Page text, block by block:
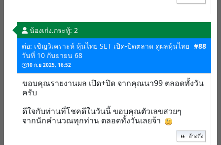
น้องเก่ง.กระทู้: 2
ต่อ: เชิญวิเคราะห์ หุ้นไทย SET เปิด-ปิดตลาด ดูผลหุ้นไทย
วันที่ 10 กันยายน 68
10 ก.ย 2025, 16:52
#88
ขอบคุณรายงานผล เปิด+ปิด จากคุณนา99 ตลอดทั้งวัน
ครับ
ดีใจกับท่านที่โชคดีในวันนี้ ขอบคุณตัวเลขสวยๆ
จากนักคำนวณทุกท่าน ตลอดทั้งวันเลยจ้า
อ้างถึง